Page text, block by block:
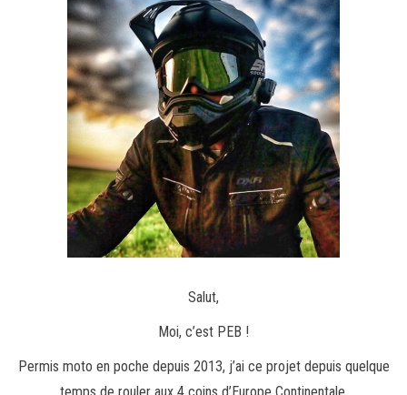
Salut,
Moi, c’est PEB !
Permis moto en poche depuis 2013, j’ai ce projet depuis quelque